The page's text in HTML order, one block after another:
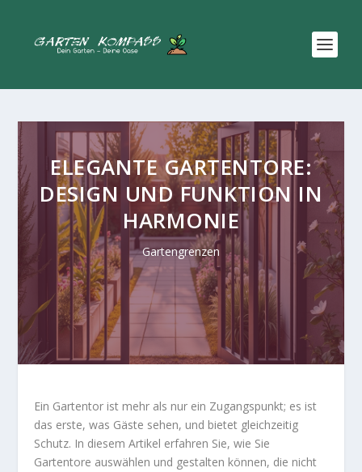
ELEGANTE GARTENTORE:
DESIGN UND FUNKTION IN
HARMONIE
Gartengrenzen
Ein Gartentor ist mehr als nur ein Zugangspunkt; es ist
das erste, was Gäste sehen, und bietet gleichzeitig
Schutz. In diesem Artikel erfahren Sie, wie Sie
Gartentore auswählen und gestalten können, die nicht